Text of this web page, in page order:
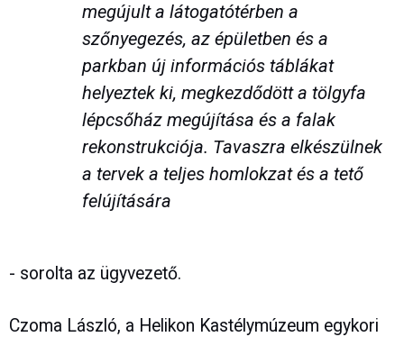
megújult a látogatótérben a
szőnyegezés, az épületben és a
parkban új információs táblákat
helyeztek ki, megkezdődött a tölgyfa
lépcsőház megújítása és a falak
rekonstrukciója. Tavaszra elkészülnek
a tervek a teljes homlokzat és a tető
felújítására
- sorolta az ügyvezető.
Czoma László, a Helikon Kastélymúzeum egykori